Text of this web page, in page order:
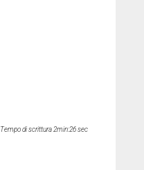
Tempo di scrittura 2min:26 sec